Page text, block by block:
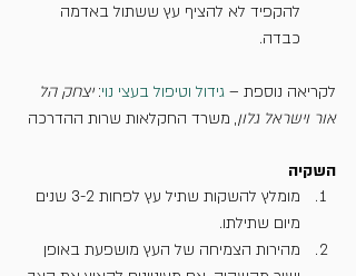
להקפיד לא להציף עץ ששתול באדמה
כבדה.
לקריאה נוספת – גידול וטיפול בעצי נוי: יצחק הל
אור וישראל גלון, משרד החקלאות שרות ההדרכה
השקיה
מומלץ להשקות שתיל עץ לפחות 3-2 שנים
מיום שתילתו.
מהירות הצמיחה של העץ מושפעת באופן